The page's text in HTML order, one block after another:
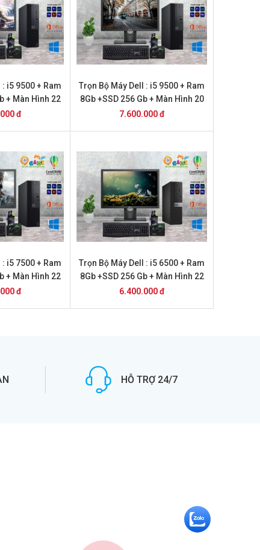
i5 9500 + Ram
+ Màn Hình 22
đ
Trọn Bộ Máy Dell : i5 9500 + Ram
8Gb +SSD 256 Gb + Màn Hình 20
7.600.000 đ
i5 7500 + Ram
+ Màn Hình 22
đ
Trọn Bộ Máy Dell : i5 6500 + Ram
8Gb +SSD 256 Gb + Màn Hình 22
6.400.000 đ
HỖ TRỢ 24/7